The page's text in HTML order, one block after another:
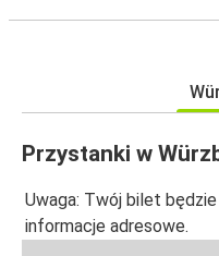
Przystanki w
Uwaga: Twój bilet
informacje adresowe.